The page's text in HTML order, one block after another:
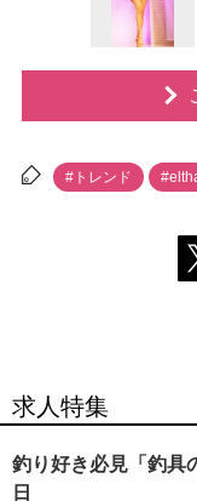
#トレンド
求人特集
釣り好き必見「釣具
日